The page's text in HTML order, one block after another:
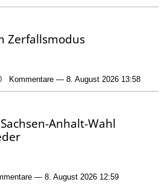
Zerfallsmodus
Kommentare — 8. August 2026 13:58
Anhalt-Wahl
— 8. August 2026 12:59